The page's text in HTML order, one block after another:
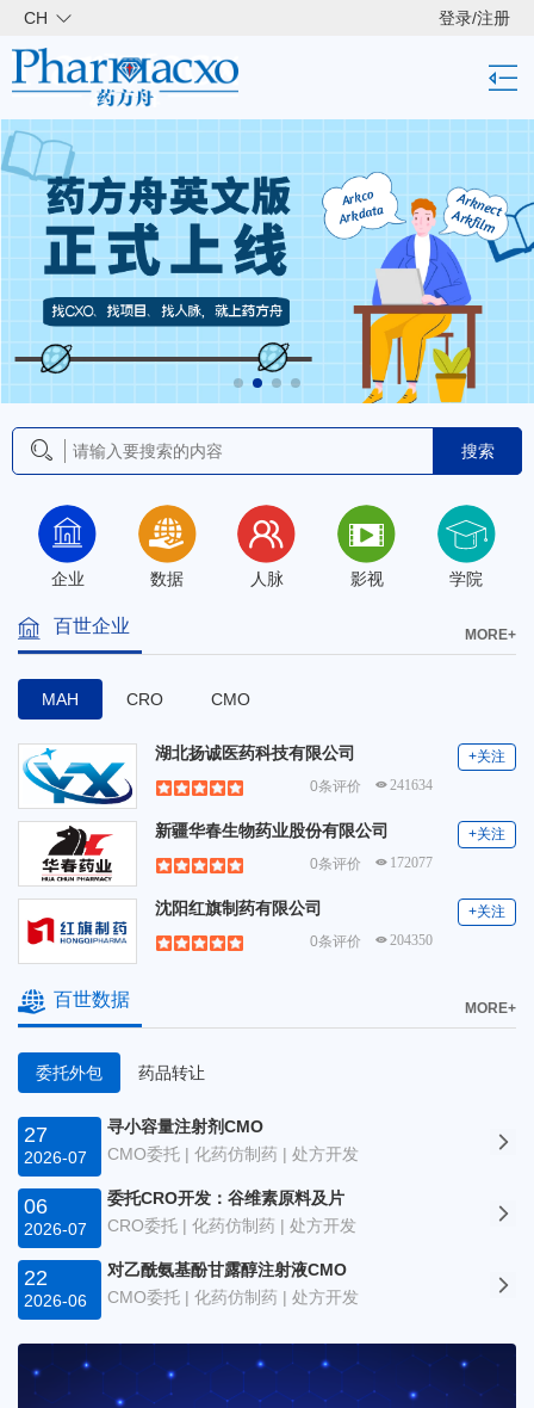
CH 登录/注册
搜索
企业 数据 人脉 影视 学院
百世企业 MORE+
MAH CRO CMO
+关注
湖北扬诚医药科技有限公司
241634
0条评价
+关注
新疆华春生物药业股份有限公司
172077
0条评价
+关注
沈阳红旗制药有限公司
204350
0条评价
百世数据 MORE+
委托外包 药品转让
27
2026-07
寻小容量注射剂CMO
CMO委托 | 化药仿制药 | 处方开发
06
2026-07
委托CRO开发：谷维素原料及片
CRO委托 | 化药仿制药 | 处方开发
22
2026-06
对乙酰氨基酚甘露醇注射液CMO
CMO委托 | 化药仿制药 | 处方开发